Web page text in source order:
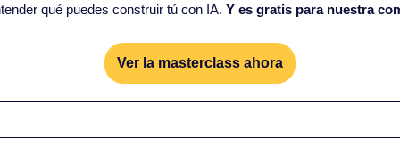
qué puedes construir tú con IA. Y es gratis para nuestra
Ver la masterclass ahora